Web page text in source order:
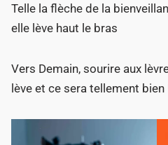
Telle la flèche de la
elle lève haut le bras
Vers Demain, sourire aux
lève et ce sera tellement bien